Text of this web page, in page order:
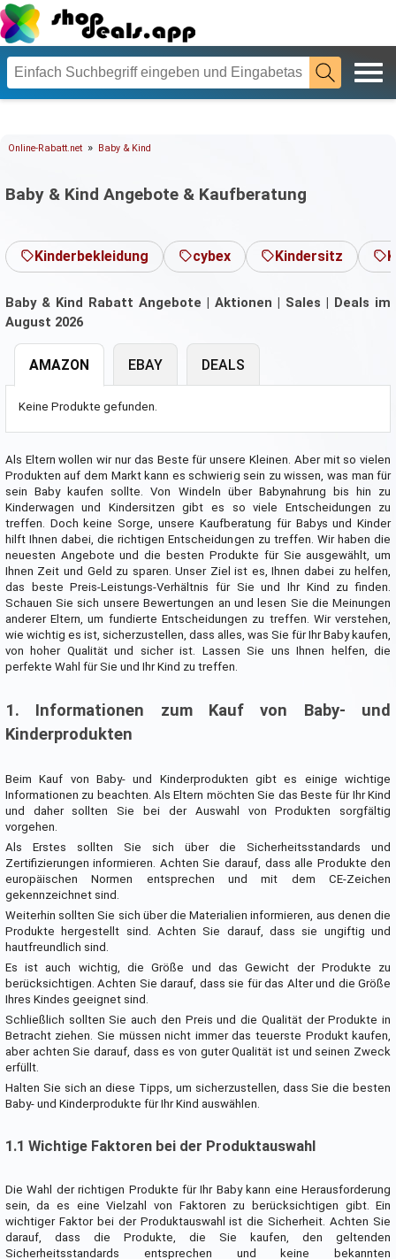
Online-Rabatt.net » Baby & Kind
Baby & Kind Angebote & Kaufberatung
Kinderbekleidung cybex Kindersitz
Baby & Kind Rabatt Angebote | Aktionen | Sales | Deals im
August 2026
AMAZON
Keine Produkte gefunden.
EBAY DEALS
Als Eltern wollen wir nur das Beste für unsere Kleinen. Aber mit so vielen
Produkten auf dem Markt kann es schwierig sein zu wissen, was man für
sein Baby kaufen sollte. Von Windeln über Babynahrung bis hin zu
Kinderwagen und Kindersitzen gibt es so viele Entscheidungen zu
treffen. Doch keine Sorge, unsere Kaufberatung für Babys und Kinder
hilft Ihnen dabei, die richtigen Entscheidungen zu treffen. Wir haben die
neuesten Angebote und die besten Produkte für Sie ausgewählt, um
Ihnen Zeit und Geld zu sparen. Unser Ziel ist es, Ihnen dabei zu helfen,
das beste Preis-Leistungs-Verhältnis für Sie und Ihr Kind zu finden.
Schauen Sie sich unsere Bewertungen an und lesen Sie die Meinungen
anderer Eltern, um fundierte Entscheidungen zu treffen. Wir verstehen,
wie wichtig es ist, sicherzustellen, dass alles, was Sie für Ihr Baby kaufen,
von hoher Qualität und sicher ist. Lassen Sie uns Ihnen helfen, die
perfekte Wahl für Sie und Ihr Kind zu treffen.
1. Informationen zum Kauf von Baby- und
Kinderprodukten
Beim Kauf von Baby- und Kinderprodukten gibt es einige wichtige
Informationen zu beachten. Als Eltern möchten Sie das Beste für Ihr Kind
und daher sollten Sie bei der Auswahl von Produkten sorgfältig
vorgehen.
Als Erstes sollten Sie sich über die Sicherheitsstandards und
Zertifizierungen informieren. Achten Sie darauf, dass alle Produkte den
europäischen Normen entsprechen und mit dem CE-Zeichen
gekennzeichnet sind.
Weiterhin sollten Sie sich über die Materialien informieren, aus denen die
Produkte hergestellt sind. Achten Sie darauf, dass sie ungiftig und
hautfreundlich sind.
Es ist auch wichtig, die Größe und das Gewicht der Produkte zu
berücksichtigen. Achten Sie darauf, dass sie für das Alter und die Größe
Ihres Kindes geeignet sind.
Schließlich sollten Sie auch den Preis und die Qualität der Produkte in
Betracht ziehen. Sie müssen nicht immer das teuerste Produkt kaufen,
aber achten Sie darauf, dass es von guter Qualität ist und seinen Zweck
erfüllt.
Halten Sie sich an diese Tipps, um sicherzustellen, dass Sie die besten
Baby- und Kinderprodukte für Ihr Kind auswählen.
1.1 Wichtige Faktoren bei der Produktauswahl
Die Wahl der richtigen Produkte für Ihr Baby kann eine Herausforderung
sein, da es eine Vielzahl von Faktoren zu berücksichtigen gibt. Ein
wichtiger Faktor bei der Produktauswahl ist die Sicherheit. Achten Sie
darauf, dass die Produkte, die Sie kaufen, den geltenden
Sicherheitsstandards entsprechen und keine bekannten